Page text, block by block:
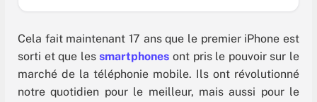
Cela fait maintenant 17 ans que le premier iPhone est
sorti et que lessmartphones ont pris le pouvoir sur le
marché de la téléphonie mobile. Ils ont révolutionné
notre quotidien pour le meilleur, mais aussi pour le